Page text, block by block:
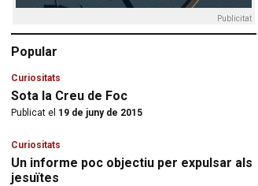
Publicitat
Popular
Curiositats
Sota la Creu de Foc
Publicat el 19 de juny de 2015
Curiositats
Un informe poc objectiu per expulsar als
jesuïtes